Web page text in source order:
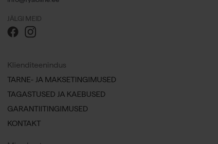
JÄLGI MEID
Klienditeenindus
TARNE- JA MAKSETINGIMUSED
TAGASTUSED JA KAEBUSED
GARANTIITINGIMUSED
KONTAKT